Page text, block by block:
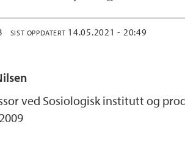
SIST OPPDATERT 14.05.2021 - 20:49
ved Sosiologisk institutt og